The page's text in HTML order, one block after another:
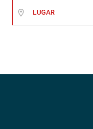
LUGAR